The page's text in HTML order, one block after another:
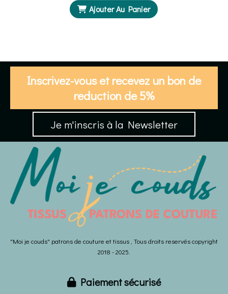
Ajouter Au Panier
Inscrivez-vous et recevez un bon de
reduction de 5%
Je m'inscris à la Newsletter
"Moi je couds" patrons de couture et tissus , Tous droits reservés copyright
2018 - 2025.
 Paiement sécurisé